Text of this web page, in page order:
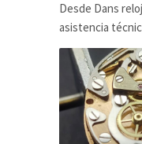
Desde Dans
asistencia